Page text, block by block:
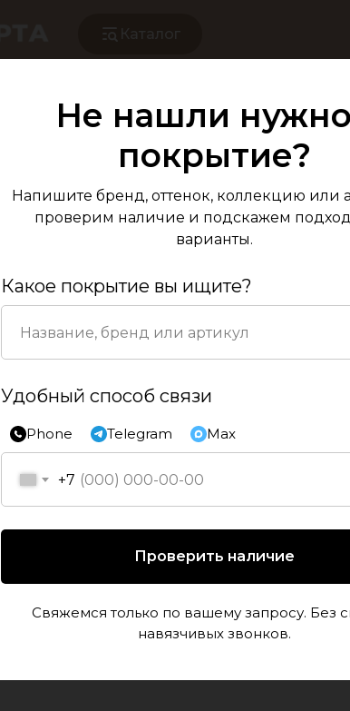
Каталог
Ламинат
Не нашли
покрытие?
Напишите бренд, оттенок, коллекцию или
проверим наличие и подскажем
варианты.
Какое покрытие вы ищите?
Удобный способ связи
Phone Telegram Max
+7
Проверить наличие
Свяжемся только по вашему запросу. Без
навязчивых звонков.